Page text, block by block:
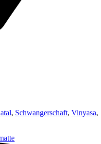
, Schwangerschaft, Vinyasa,